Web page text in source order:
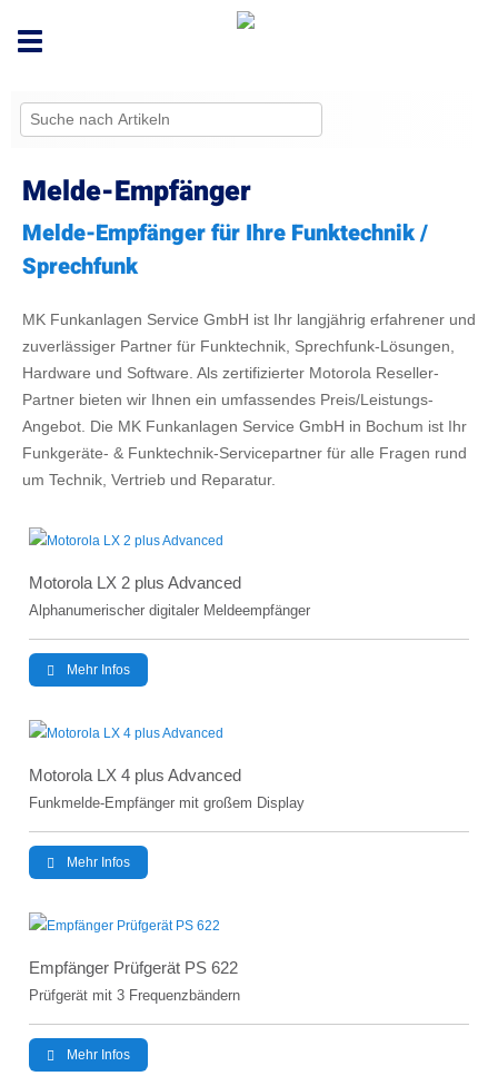
Toggle
Melde-Empfänger
Melde-Empfänger für Ihre Funktechnik /
Sprechfunk
MK Funkanlagen Service GmbH ist Ihr langjährig erfahrener und
zuverlässiger Partner für Funktechnik, Sprechfunk-Lösungen,
Hardware und Software. Als zertifizierter Motorola Reseller-
Partner bieten wir Ihnen ein umfassendes Preis/Leistungs-
Angebot. Die MK Funkanlagen Service GmbH in Bochum ist Ihr
Funkgeräte- & Funktechnik-Servicepartner für alle Fragen rund
um Technik, Vertrieb und Reparatur.
Motorola LX 2 plus Advanced
Alphanumerischer digitaler Meldeempfänger
Mehr Infos
Motorola LX 4 plus Advanced
Funkmelde-Empfänger mit großem Display
Mehr Infos
Empfänger Prüfgerät PS 622
Prüfgerät mit 3 Frequenzbändern
Mehr Infos